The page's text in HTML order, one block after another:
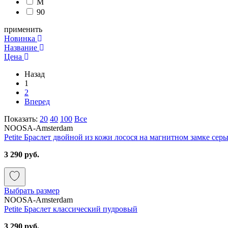
90
применить
Новинка
Название
Цена
Назад
1
2
Вперед
Показать: 20 40 100 Все
NOOSA-Amsterdam
Petite Браслет двойной из кожи лосося на магнитном замке
3 290 руб.
Выбрать размер
NOOSA-Amsterdam
Petite Браслет классический пудровый
3 290 руб.